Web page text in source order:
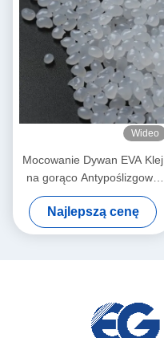
Wideo
Mocowanie Dywan EVA Klej
na gorąco Antypoślizgowa
Doskonała siła wiązania
Granulki Ziarno
Najlepszą cenę